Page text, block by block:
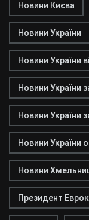
Новини Києва
Новини України
Новини України
Новини України
Новини України
Новини України
Новини
Президент